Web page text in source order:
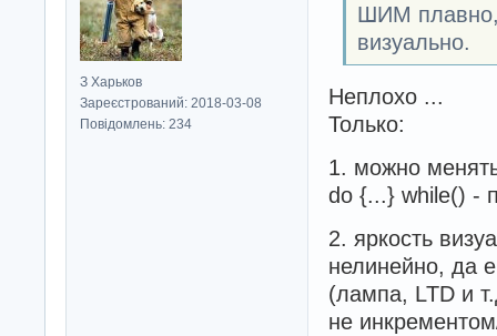
З Харьков
Зареєстрований: 2018-03-08
Повідомлень: 234
ШИМ плавно,
визуально.
Неплохо ...
Только:
1. можно
do {...} while() -
2. яркость
нелинейно, да
(лампа, LTD и
не